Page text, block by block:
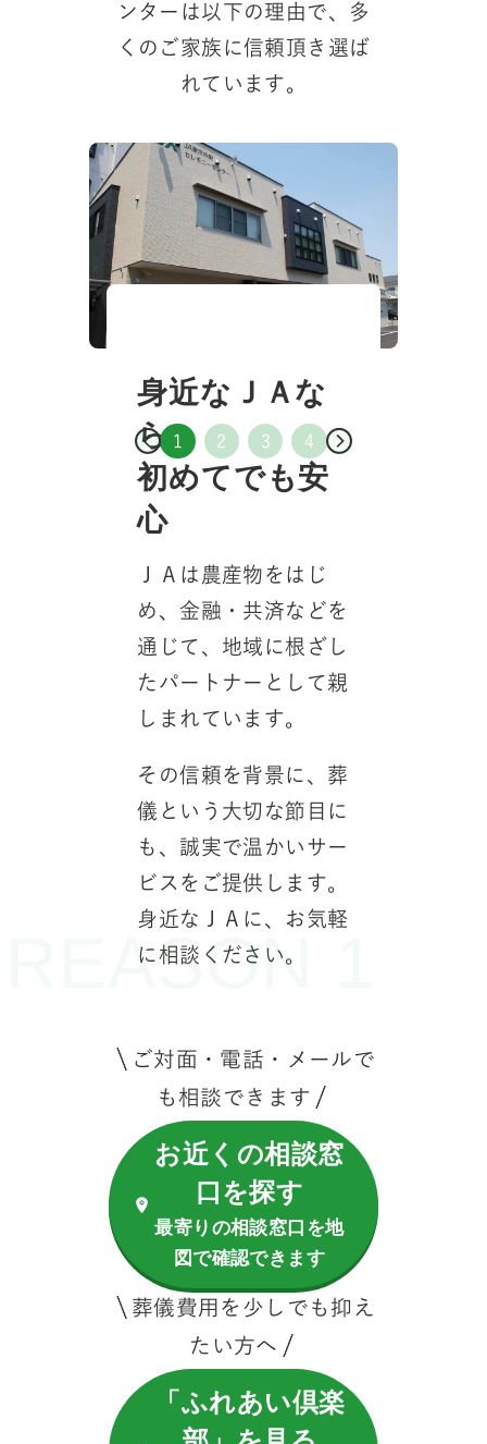
ンターは以下の理由で、
多
くのご家族に信頼頂き選ば
れています。
REASON 1
身近なＪＡな
ら
初めてでも安
心
ＪＡは農産物をはじ
め、金融・共済などを
通じて、地域に根ざし
たパートナーとして親
しまれています。
その信頼を背景に、葬
儀という大切な節目に
も、誠実で温かいサー
ビスをご提供します。
身近なＪＡに、お気軽
に相談ください。
ご対面・電話・メールで
も相談できます
お近くの相談窓
口を探す
最寄りの相談窓口を地
図で確認できます
葬儀費用を少しでも抑え
たい方へ
「ふれあい倶楽